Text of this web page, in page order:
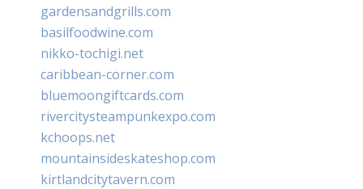
gardensandgrills.com
basilfoodwine.com
nikko-tochigi.net
caribbean-corner.com
bluemoongiftcards.com
rivercitysteampunkexpo.com
kchoops.net
mountainsideskateshop.com
kirtlandcitytavern.com